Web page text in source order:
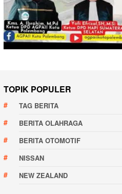
TOPIK POPULER
TAG BERITA
BERITA OLAHRAGA
BERITA OTOMOTIF
NISSAN
NEW ZEALAND